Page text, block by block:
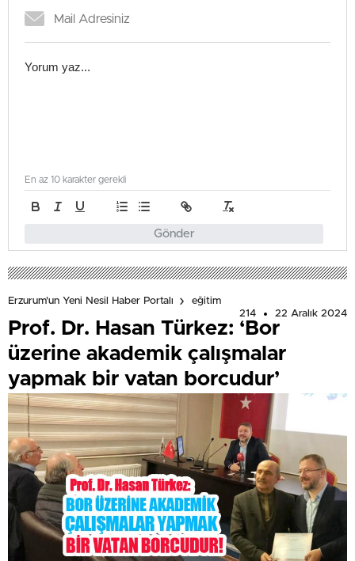
Gönder
En az 10 karakter gerekli
Erzurum'un Yeni Nesil Haber Portalı
eğitim
214
22 Aralık 2024
Prof. Dr. Hasan Türkez: ‘Bor
üzerine akademik çalışmalar
yapmak bir vatan borcudur’